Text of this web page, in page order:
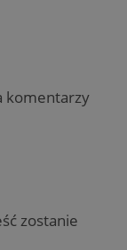
komentarzy
zostanie